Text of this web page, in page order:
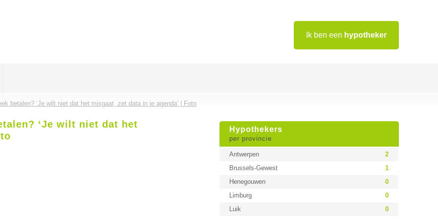
Ik ben een hypotheker
betalen? ‘Je wilt niet dat het misgaat, zet data in je agenda’ | Foto
Hypothekers
per provincie
Antwerpen
2
Brussels-Gewest
1
Henegouwen
0
Limburg
0
Luik
0
‘Je wilt niet dat het